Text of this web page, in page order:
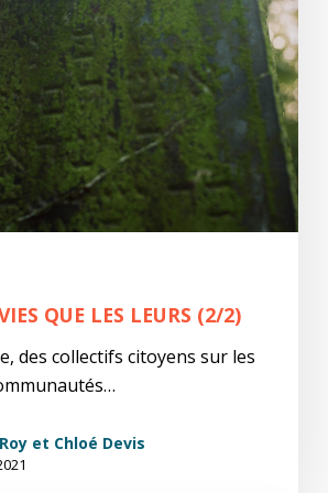
QUE LES LEURS (2/2)
des collectifs citoyens sur les
et Chloé Devis